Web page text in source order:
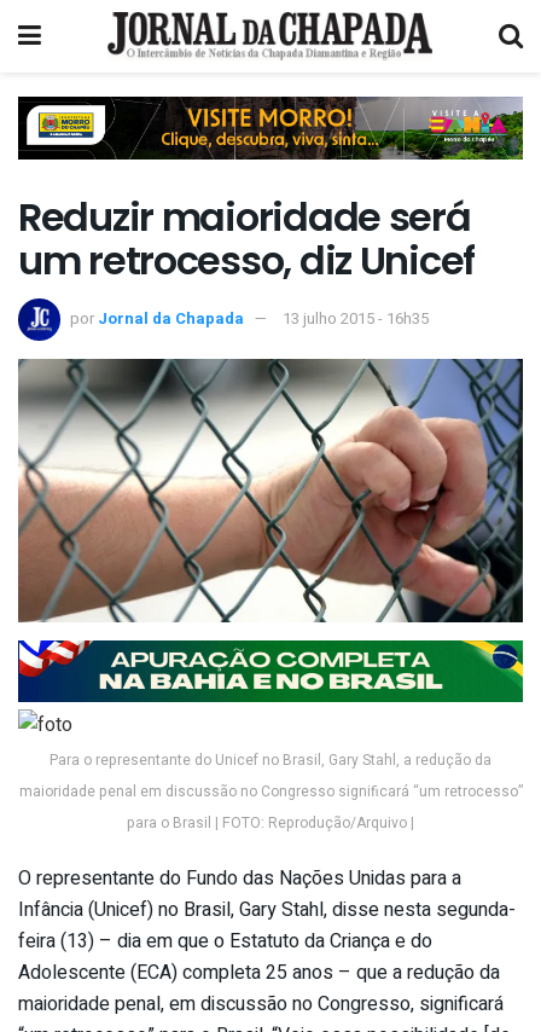
Reduzir maioridade será
um retrocesso, diz Unicef
por Jornal da Chapada 13 julho 2015 - 16h35
Para o representante do Unicef no Brasil, Gary Stahl, a redução da
maioridade penal em discussão no Congresso significará “um retrocesso”
para o Brasil | FOTO: Reprodução/Arquivo |
O representante do Fundo das Nações Unidas para a
Infância (Unicef) no Brasil, Gary Stahl, disse nesta segunda-
feira (13) – dia em que o Estatuto da Criança e do
Adolescente (ECA) completa 25 anos – que a redução da
maioridade penal, em discussão no Congresso, significará